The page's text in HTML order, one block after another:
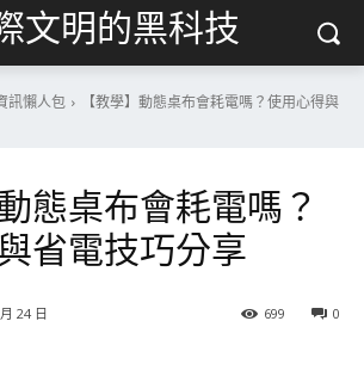
文明的黑科技
訊懶人包
【教學】動態桌布會耗電嗎？使用心得與
態桌布會耗電嗎？
省電技巧分享
24 日 0
699